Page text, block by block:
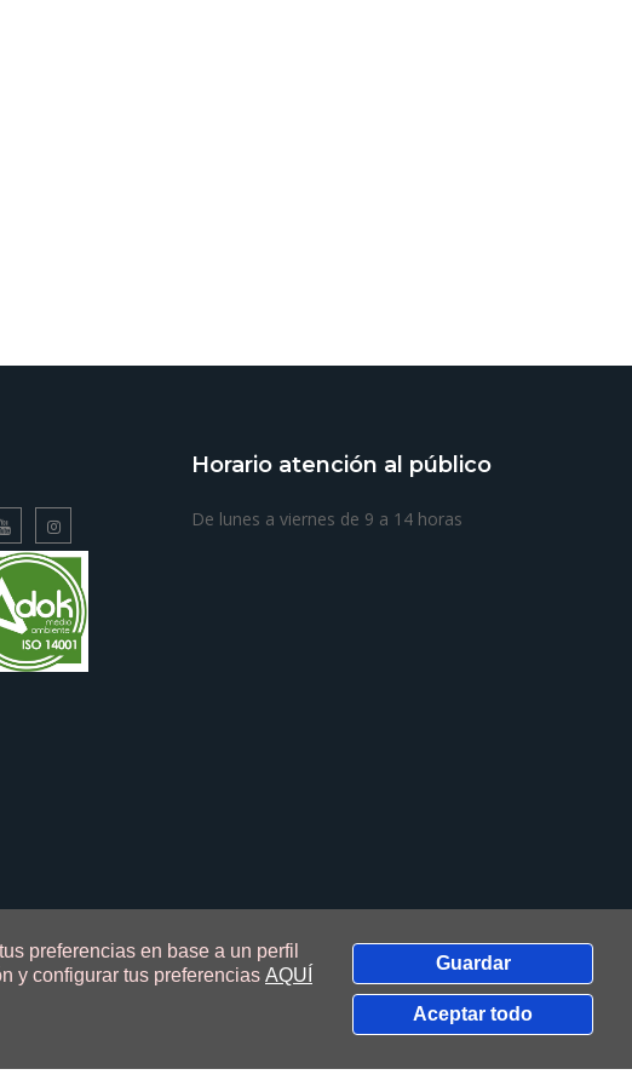
preferencias en base a un perfil
y configurar tus preferencias AQUÍ
Guardar
Aceptar todo
Contacta con nosotros!
Horario atención al público
De lunes a viernes de 9 a 14 horas
Ada Sistemas